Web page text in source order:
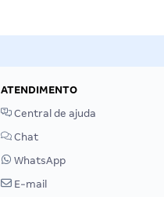
ATENDIMENTO
Central de ajuda
Chat
WhatsApp
E-mail